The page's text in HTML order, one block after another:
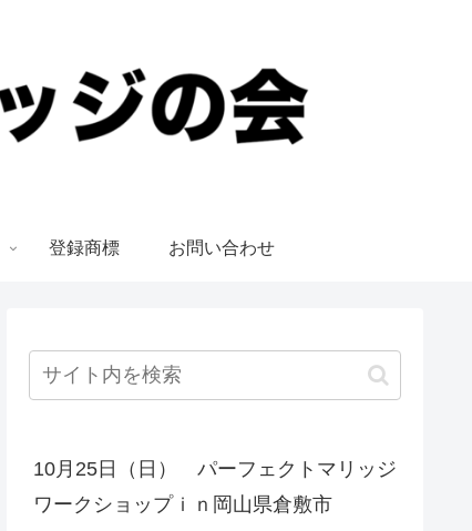
登録商標 お問い合わせ
10月25日（日） パーフェクトマリッジ
ワークショップｉｎ岡山県倉敷市